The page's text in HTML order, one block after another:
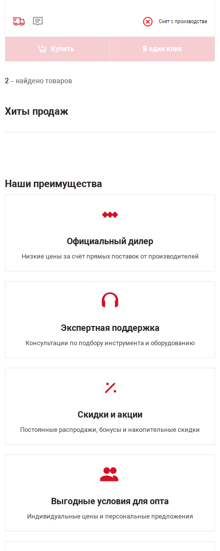
Купить В один клик
2 – найдено товаров
Хиты продаж
Наши преимущества
Официальный дилер
Низкие цены за счёт прямых поставок от производителей
Экспертная поддержка
Консультации по подбору инструмента и оборудованию
Скидки и акции
Постоянные распродажи, бонусы и накопительные скидки
Выгодные условия для опта
Индивидуальные цены и персональные предложения